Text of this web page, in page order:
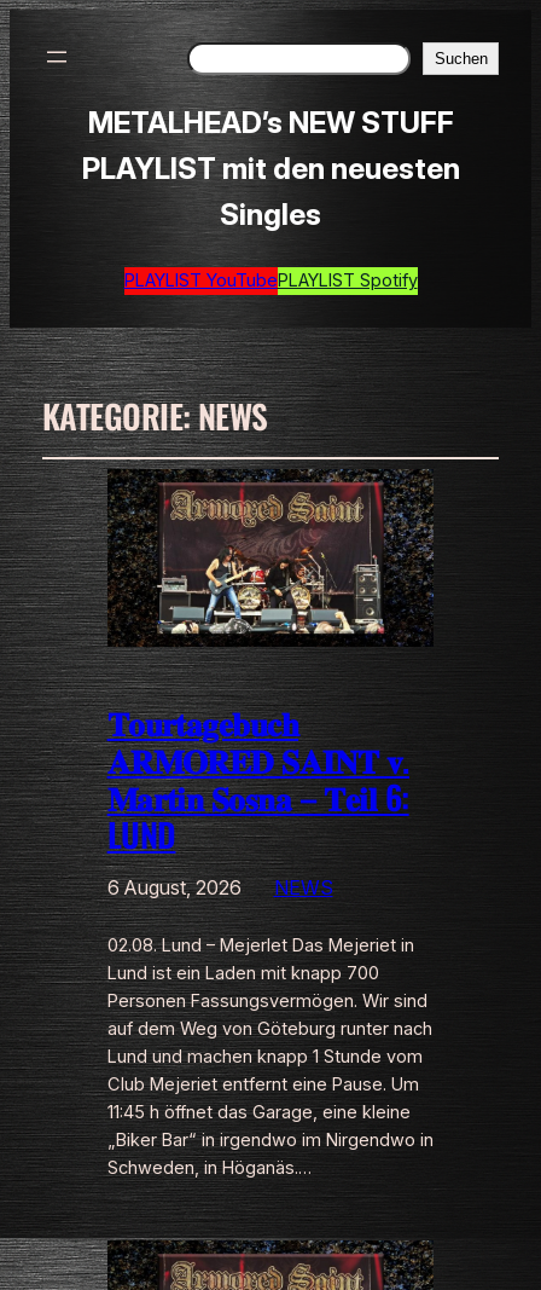
Suchen Suchen
METALHEAD’s NEW STUFF
PLAYLIST mit den neuesten
Singles
PLAYLIST YouTubePLAYLIST Spotify
KATEGORIE:NEWS
𝐓𝐨𝐮𝐫𝐭𝐚𝐠𝐞𝐛𝐮𝐜𝐡
𝐀𝐑𝐌𝐎𝐑𝐄𝐃 𝐒𝐀𝐈𝐍𝐓 𝐯.
𝐌𝐚𝐫𝐭𝐢𝐧 𝐒𝐨𝐬𝐧𝐚 – 𝐓𝐞𝐢𝐥 6:
LUND
6 August, 2026 NEWS
02.08. Lund – MejerIet Das Mejeriet in
Lund ist ein Laden mit knapp 700
Personen Fassungsvermögen. Wir sind
auf dem Weg von Göteburg runter nach
Lund und machen knapp 1 Stunde vom
Club Mejeriet entfernt eine Pause. Um
11:45 h öffnet das Garage, eine kleine
„Biker Bar“ in irgendwo im Nirgendwo in
Schweden, in Höganäs.…